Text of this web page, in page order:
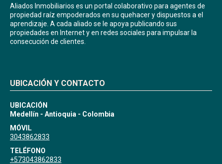
Aliados Inmobiliarios es un portal colaborativo para agentes de
propiedad raíz empoderados en su quehacer y dispuestos a el
aprendizaje. A cada aliado se le apoya publicando sus
propiedades en Internet y en redes sociales para impulsar la
consecución de clientes.
UBICACIÓN Y CONTACTO
UBICACIÓN
Medellín - Antioquia - Colombia
MÓVIL
3043862833
TELÉFONO
+573043862833